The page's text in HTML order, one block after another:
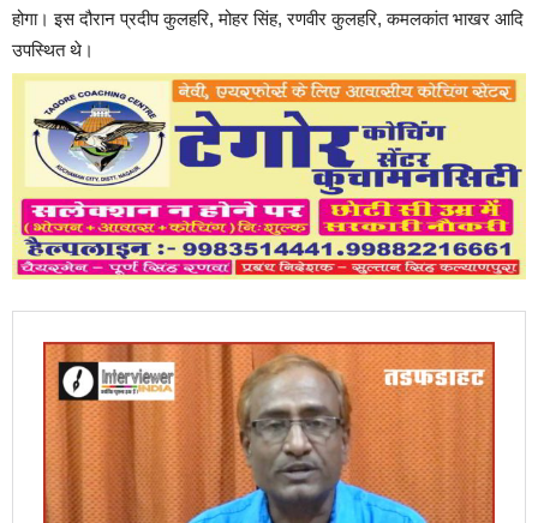
होगा। इस दौरान प्रदीप कुलहरि, मोहर सिंह, रणवीर कुलहरि, कमलकांत भाखर आदि
उपस्थित थे।